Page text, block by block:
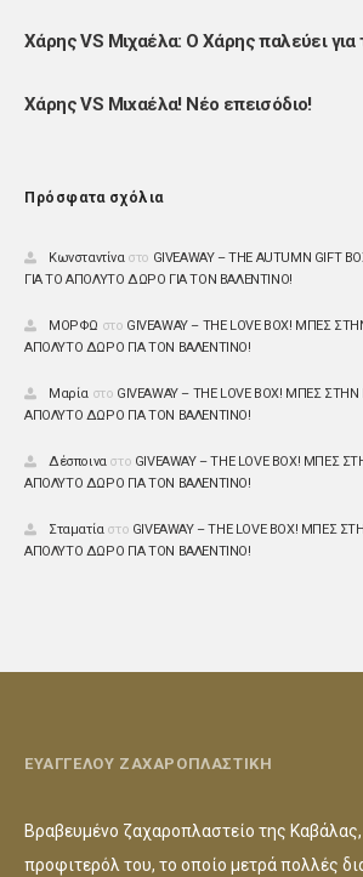
Χάρης VS Μιχαέλα: Ο Χάρης παλεύει για
Χάρης VS Μιxαέλα! Νέο επεισόδιο!
Πρόσφατα σχόλια
Κωνσταντίναστο GIVEAWAY – THE AUTUMN GIFT
ΓΙΑ ΤΟ ΑΠΟΛΥΤΟ ΔΩΡΟ ΓΙΑ ΤΟΝ ΒΑΛΕΝΤΙΝΟ!
ΜΟΡΦΩ στο GIVEAWAY – THE LOVE BOX! ΜΠΕΣ
ΑΠΟΛΥΤΟ ΔΩΡΟ ΓΙΑ ΤΟΝ ΒΑΛΕΝΤΙΝΟ!
Μαρία στο GIVEAWAY – THE LOVE BOX! ΜΠΕΣ
ΑΠΟΛΥΤΟ ΔΩΡΟ ΓΙΑ ΤΟΝ ΒΑΛΕΝΤΙΝΟ!
Δέσποιναστο GIVEAWAY – THE LOVE BOX! ΜΠΕΣ
ΑΠΟΛΥΤΟ ΔΩΡΟ ΓΙΑ ΤΟΝ ΒΑΛΕΝΤΙΝΟ!
Σταματίαστο GIVEAWAY – THE LOVE BOX! ΜΠΕΣ
ΑΠΟΛΥΤΟ ΔΩΡΟ ΓΙΑ ΤΟΝ ΒΑΛΕΝΤΙΝΟ!
ΕΥΑΓΓΕΛΟΥ ΖΑΧΑΡΟΠΛΑΣΤΙΚΗ
Βραβευμένο ζαχαροπλαστείο της
προφιτερόλ του, το οποίο μετρά πολλές